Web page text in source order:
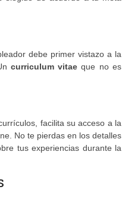
debe primer vistazo a la
curriculum vitae que no es
facilita su acceso a la
No te pierdas en los detalles
tus experiencias durante la